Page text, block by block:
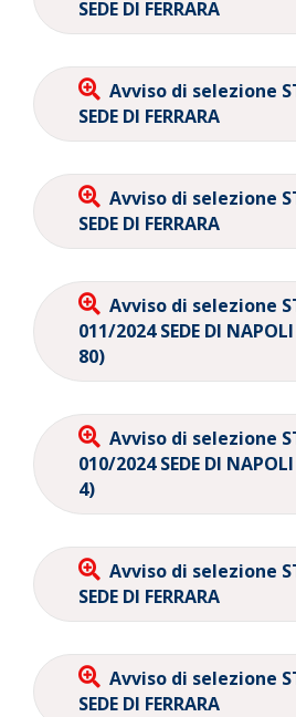
SEDE DI FERRARA
Avviso di selezione
SEDE DI FERRARA
Avviso di selezione
SEDE DI FERRARA
Avviso di selezione
011/2024 SEDE DI
80)
Avviso di selezione
010/2024 SEDE DI
4)
Avviso di selezione
SEDE DI FERRARA
Avviso di selezione
SEDE DI FERRARA